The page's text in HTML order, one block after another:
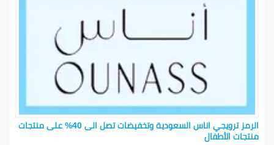
التسوق عبر متجر أناس يمنحك أفضل تجربة بالأسواق، مع
إمكانية الحصول على المساعدة في أي وقت من فريق
الدعم. لا تتردد في الاستفادة من جميع العروض المتاحة!
أفضل الأزياء من أناس وكوبون خصم أناس
الرمز ترويجي اناس السعودية وتخفيضات تصل الى 40% على منتجات
منتجات الأطفال